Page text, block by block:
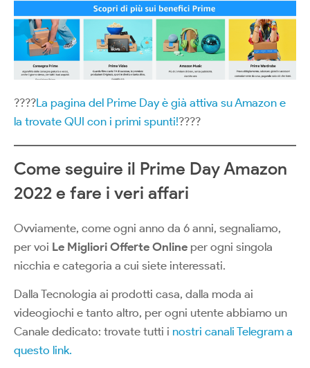
????La pagina del Prime Day è già attiva su Amazon e
la trovate QUI con i primi spunti!????
Come seguire il Prime Day Amazon
2022 e fare i veri affari
Ovviamente, come ogni anno da 6 anni, segnaliamo,
per voi Le Migliori Offerte Online per ogni singola
nicchia e categoria a cui siete interessati.
Dalla Tecnologia ai prodotti casa, dalla moda ai
videogiochi e tanto altro, per ogni utente abbiamo un
Canale dedicato: trovate tutti i nostri canali Telegram a
questo link.